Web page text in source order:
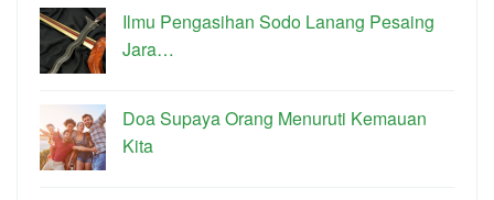
Ilmu Pengasihan Sodo Lanang Pesaing
Jara…
Doa Supaya Orang Menuruti Kemauan
Kita